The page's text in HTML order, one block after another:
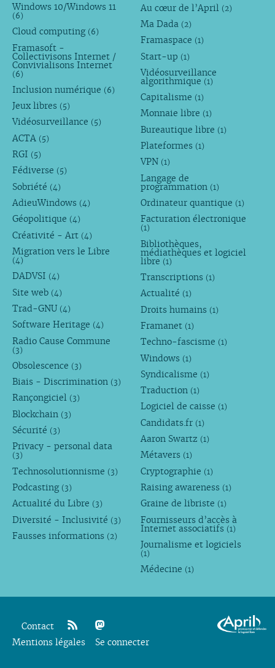
Windows 10/Windows 11
(6)
Cloud computing (6)
Framasoft -
Collectivisons Internet /
Convivialisons Internet
(6)
Inclusion numérique (6)
Jeux libres (5)
Vidéosurveillance (5)
ACTA (5)
RGI (5)
Fédiverse (5)
Sobriété (4)
AdieuWindows (4)
Géopolitique (4)
Créativité - Art (4)
Migration vers le Libre
(4)
DADVSI (4)
Site web (4)
Trad-GNU (4)
Software Heritage (4)
Radio Cause Commune
(3)
Obsolescence (3)
Biais - Discrimination (3)
Rançongiciel (3)
Blockchain (3)
Sécurité (3)
Privacy - personal data
(3)
Technosolutionnisme (3)
Podcasting (3)
Actualité du Libre (3)
Diversité - Inclusivité (3)
Fausses informations (2)
Au cœur de l’April (2)
Ma Dada (2)
Framaspace (1)
Start-up (1)
Vidéosurveillance
algorithmique (1)
Capitalisme (1)
Monnaie libre (1)
Bureautique libre (1)
Plateformes (1)
VPN (1)
Langage de
programmation (1)
Ordinateur quantique (1)
Facturation électronique
(1)
Bibliothèques,
médiathèques et logiciel
libre (1)
Transcriptions (1)
Actualité (1)
Droits humains (1)
Framanet (1)
Techno-fascisme (1)
Windows (1)
Syndicalisme (1)
Traduction (1)
Logiciel de caisse (1)
Candidats.fr (1)
Aaron Swartz (1)
Métavers (1)
Cryptographie (1)
Raising awareness (1)
Graine de libriste (1)
Fournisseurs d’accès à
Internet associatifs (1)
Journalisme et logiciels
(1)
Médecine (1)
Contact
rss mastodon
Mentions légales Se connecter